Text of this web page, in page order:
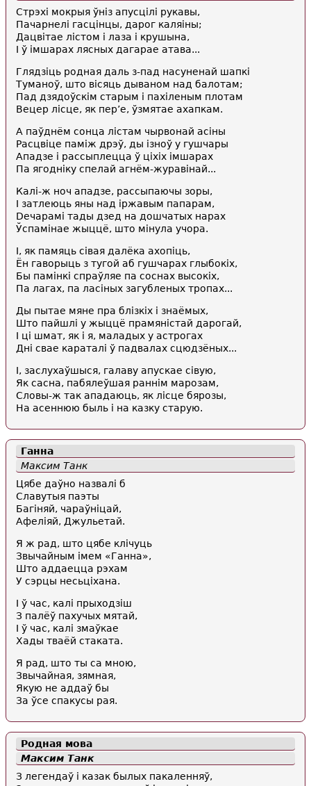
Стрэхі мокрыя ўніз апусцілі рукавы,
Пачарнелі гасцінцы, дарог каляіны;
Дацвітае лістом і лаза і крушына,
I ў імшарах лясных дагарае атава...
Глядзіць родная даль з-пад насуненай шапкі
Туманоў, што вісяць дываном над балотам;
Пад дзядоўскім старым і пахіленым плотам
Вецер лісце, як пер’е, ўзмятае ахапкам.
А паўднём сонца лістам чырвонай асіны
Расцвіце паміж дрэў, ды ізноў у гушчары
Ападзе і рассыплецца ў ціхіх імшарах
Па ягодніку спелай агнём-журавінай...
Калі-ж ноч ападзе, рассыпаючы зоры,
I затлеюць яны над іржавым папарам,
Dечарамі тады дзед на дошчатых нарах
Ўспамінае жыццё, што мінула yчopa.
І, як памяць сівая далёка ахопіць,
Ён гаворыць з тугой аб гушчарах глыбокіх,
Бы памінкі спраўляе па соснах высокіх,
Па лагах, па ласіных загубленых тропах...
Ды пытае мяне пра блізкіх і знаёмых,
Што пайшлі у жыццё прамяністай дарогай,
I ці шмат, як і я, маладых у астрогах
Дні свае караталі ў падвалах сцюдзёных...
І, заслухаўшыся, галаву апускае сівую,
Як сасна, пабялеўшая раннім марозам,
Словы-ж так ападаюць, як лісце бярозы,
На асеннюю быль і на казку старую.
Ганна
Максим Танк
Цябе даўно назвалі б
Славутыя паэты
Багіняй, чараўніцай,
Афеліяй, Джульетай.
Я ж рад, што цябе клічуць
Звычайным імем «Ганна»,
Што аддаецца рэхам
У сэрцы несьціхана.
I ў час, калі прыходзіш
З палёў пахучых мятай,
I ў час, калі змаўкае
Хады тваёй стаката.
Я рад, што ты са мною,
Звычайная, зямная,
Якую не аддаў бы
За ўсе спакусы рая.
Родная мова
Максим Танк
З легендаў i казак былых пакаленняў,